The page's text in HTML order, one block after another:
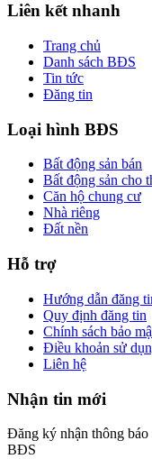
Liên kết nhanh
Trang chủ
Danh sách BĐS
Tin tức
Đăng tin
Loại hình BĐS
Bất động sản bán
Bất động sản cho
Căn hộ chung cư
Nhà riêng
Đất nền
Hỗ trợ
Hướng dẫn đăng
Quy định đăng tin
Chính sách bảo
Điều khoản sử
Liên hệ
Nhận tin mới
Đăng ký nhận thông
BĐS